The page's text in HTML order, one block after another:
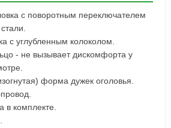
с поворотным переключателем
с углубленным колоколом.
- не вызывает дискомфорта у
форма дужек оголовья.
в комплекте.